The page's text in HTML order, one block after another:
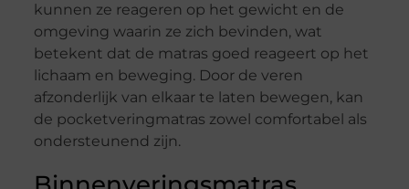
kunnen ze reageren op het gewicht en de
omgeving waarin ze zich bevinden, wat
betekent dat de matras goed reageert op het
lichaam en beweging. Door de veren
afzonderlijk van elkaar te laten bewegen, kan
de pocketveringmatras zowel comfortabel als
ondersteunend zijn.